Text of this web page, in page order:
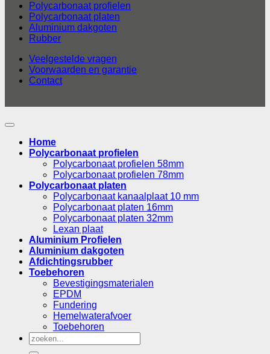
Polycarbonaat profielen
Polycarbonaat platen
Aluminium dakgoten
Rubber
Veelgestelde vragen
Voorwaarden en garantie
Contact
Home
Polycarbonaat profielen
Polycarbonaat profielen 58mm
Polycarbonaat profielen 78mm
Polycarbonaat platen
Polycarbonaat kanaalplaat 10 mm
Polycarbonaat platen 16mm
Polycarbonaat platen 32mm
Lexan plaat
Aluminium Profielen
Aluminium dakgoten
Afdichtingsrubber
Toebehoren
Bevestigingsmaterialen
EPDM
Fundering
Hemelwaterafvoer
Toebehoren
Zoeken
naar: